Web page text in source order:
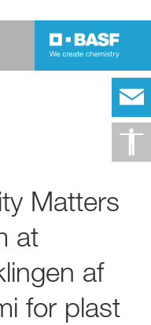
Matters
at
af
for plast